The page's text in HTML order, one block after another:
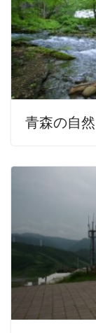
青森の自然